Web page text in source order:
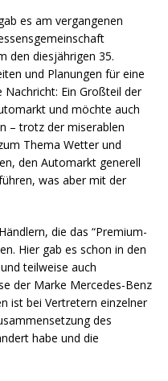
es am vergangenen
den diesjährigen 35.
und Planungen für eine
Ein Großteil der
und möchte auch
– trotz der miserablen
Thema Wetter und
den Automarkt generell
was aber mit der
die das “Premium-
Hier gab es schon in den
teilweise auch
der Marke Mercedes-Benz
ist bei Vertretern einzelner
des
habe und die